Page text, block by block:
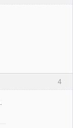
4